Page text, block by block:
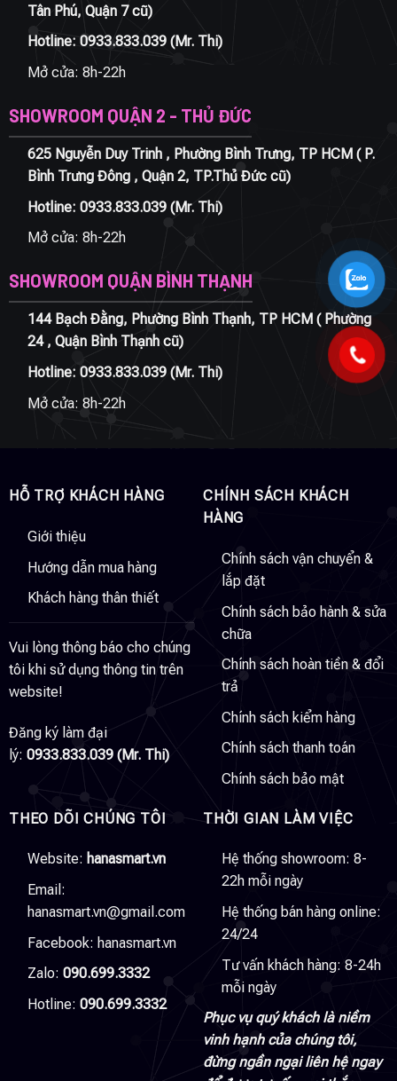
Tân Phú, Quận 7 cũ)
Hotline: 0933.833.039(Mr. Thi)
Mở cửa: 8h-22h
SHOWROOM QUẬN 2 - THỦ ĐỨC
625 Nguyễn Duy Trinh , Phường Bình Trưng, TP HCM ( P.
Bình Trưng Đông , Quận 2, TP.Thủ Đức cũ)
Hotline: 0933.833.039(Mr. Thi)
Mở cửa: 8h-22h
SHOWROOM QUẬN BÌNH THẠNH
144 Bạch Đằng, Phường Bình Thạnh, TP HCM ( Phường
24 , Quận Bình Thạnh cũ)
Hotline: 0933.833.039(Mr. Thi)
Mở cửa: 8h-22h
HỖ TRỢ KHÁCH HÀNG
Giới thiệu
Hướng dẫn mua hàng
Khách hàng thân thiết
Vui lòng thông báo cho chúng
tôi khi sử dụng thông tin trên
website!
Đăng ký làm đại
lý: 0933.833.039 (Mr. Thi)
CHÍNH SÁCH KHÁCH
HÀNG
Chính sách vận chuyển &
lắp đặt
Chính sách bảo hành & sửa
chữa
Chính sách hoàn tiền & đổi
trả
Chính sách kiểm hàng
Chính sách thanh toán
Chính sách bảo mật
THEO DÕI CHÚNG TÔI
Website: hanasmart.vn
Email:
hanasmart.vn@gmail.com
Facebook: hanasmart.vn
Zalo: 090.699.3332
Hotline: 090.699.3332
THỜI GIAN LÀM VIỆC
Hệ thống showroom: 8-
22h mỗi ngày
Hệ thống bán hàng online:
24/24
Tư vấn khách hàng: 8-24h
mỗi ngày
Phục vụ quý khách là niềm
vinh hạnh của chúng tôi,
đừng ngần ngại liên hệ ngay